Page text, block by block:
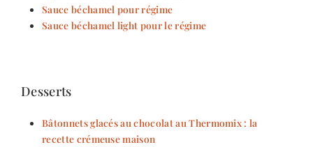
Sauce béchamel pour régime
Sauce béchamel light pour le régime
Desserts
Bâtonnets glacés au chocolat au Thermomix : la
recette crémeuse maison